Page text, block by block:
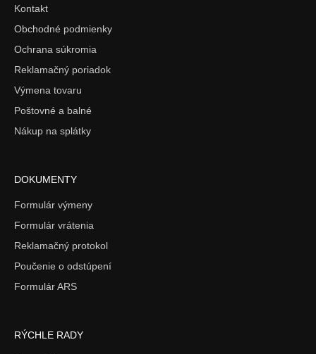
Kontakt
Obchodné podmienky
Ochrana súkromia
Reklamačný poriadok
Výmena tovaru
Poštovné a balné
Nákup na splátky
DOKUMENTY
Formulár výmeny
Formulár vrátenia
Reklamačný protokol
Poučenie o odstúpení
Formulár ARS
RÝCHLE RADY